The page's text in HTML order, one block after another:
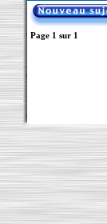
Page 1 sur 1